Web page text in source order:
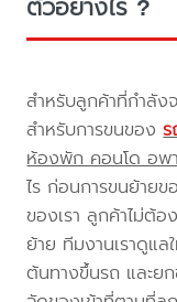
ตัวอย่างไร ?
สำหรับลูกค้าที่กำลัง
สำหรับการขนของ
ห้องพัก คอนโด อพ
ไร ก่อนการขนย้ายข
ของเรา ลูกค้าไม่ต้อ
ย้าย ทีมงานเราดูแล
ต้นทางขึ้นรถ และย